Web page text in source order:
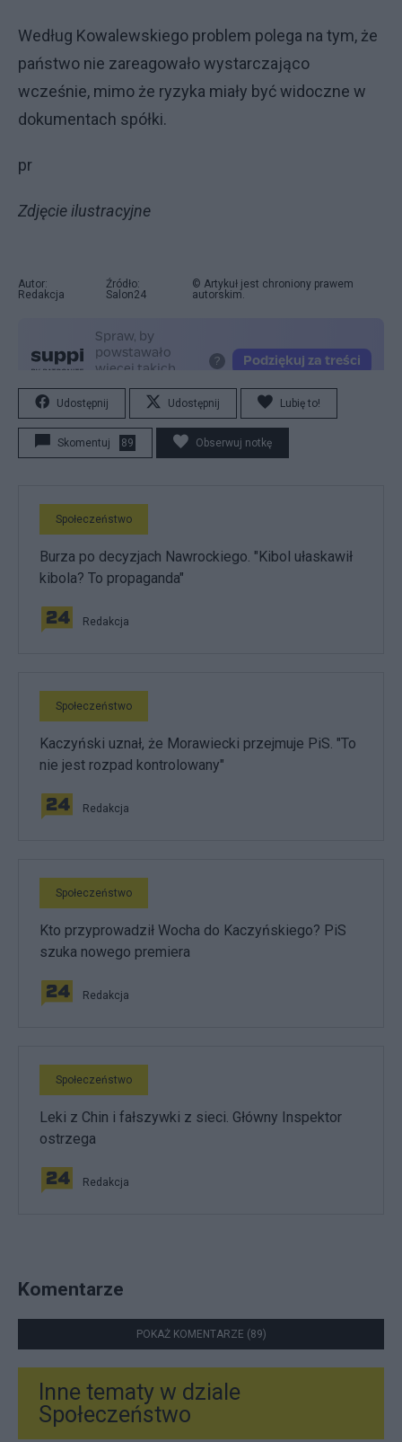
Według Kowalewskiego problem polega na tym, że
państwo nie zareagowało wystarczająco
wcześnie, mimo że ryzyka miały być widoczne w
dokumentach spółki.
pr
Zdjęcie ilustracyjne
Autor:
Redakcja
Źródło:
Salon24
© Artykuł jest chroniony prawem
autorskim.
Udostępnij Udostępnij Lubię to!
Skomentuj 89 Obserwuj notkę
Społeczeństwo
Burza po decyzjach Nawrockiego. "Kibol ułaskawił
kibola? To propaganda"
Redakcja
Społeczeństwo
Kaczyński uznał, że Morawiecki przejmuje PiS. "To
nie jest rozpad kontrolowany"
Redakcja
Społeczeństwo
Kto przyprowadził Wocha do Kaczyńskiego? PiS
szuka nowego premiera
Redakcja
Społeczeństwo
Leki z Chin i fałszywki z sieci. Główny Inspektor
ostrzega
Redakcja
Komentarze
POKAŻ KOMENTARZE (89)
Inne tematy w dziale
Społeczeństwo